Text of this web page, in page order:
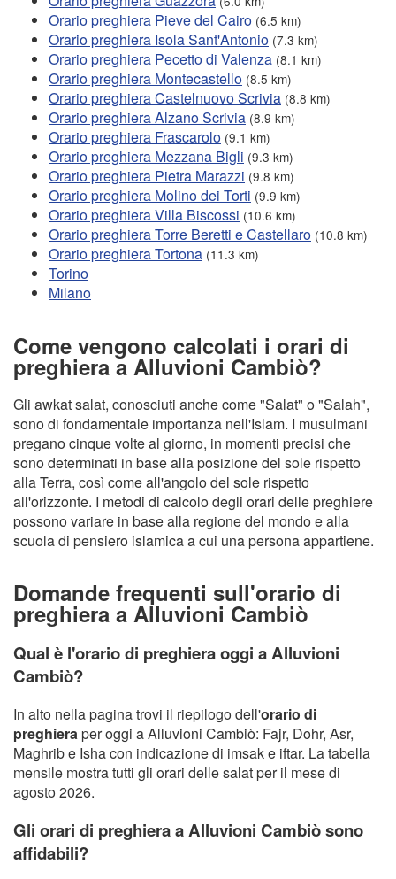
Orario preghiera Pieve del Cairo (6.5 km)
Orario preghiera Isola Sant'Antonio (7.3 km)
Orario preghiera Pecetto di Valenza (8.1 km)
Orario preghiera Montecastello (8.5 km)
Orario preghiera Castelnuovo Scrivia (8.8 km)
Orario preghiera Alzano Scrivia (8.9 km)
Orario preghiera Frascarolo (9.1 km)
Orario preghiera Mezzana Bigli (9.3 km)
Orario preghiera Pietra Marazzi (9.8 km)
Orario preghiera Molino dei Torti (9.9 km)
Orario preghiera Villa Biscossi (10.6 km)
Orario preghiera Torre Beretti e Castellaro (10.8 km)
Orario preghiera Tortona (11.3 km)
Torino
Milano
Come vengono calcolati i orari di
preghiera a Alluvioni Cambiò?
Gli awkat salat, conosciuti anche come "Salat" o "Salah",
sono di fondamentale importanza nell'Islam. I musulmani
pregano cinque volte al giorno, in momenti precisi che
sono determinati in base alla posizione del sole rispetto
alla Terra, così come all'angolo del sole rispetto
all'orizzonte. I metodi di calcolo degli orari delle preghiere
possono variare in base alla regione del mondo e alla
scuola di pensiero islamica a cui una persona appartiene.
Domande frequenti sull'orario di
preghiera a Alluvioni Cambiò
Qual è l'orario di preghiera oggi a Alluvioni
Cambiò?
In alto nella pagina trovi il riepilogo dell'orario di
preghieraper oggi a Alluvioni Cambiò: Fajr, Dohr, Asr,
Maghrib e Isha con indicazione di imsak e iftar. La tabella
mensile mostra tutti gli orari delle salat per il mese di
agosto 2026.
Gli orari di preghiera a Alluvioni Cambiò sono
affidabili?